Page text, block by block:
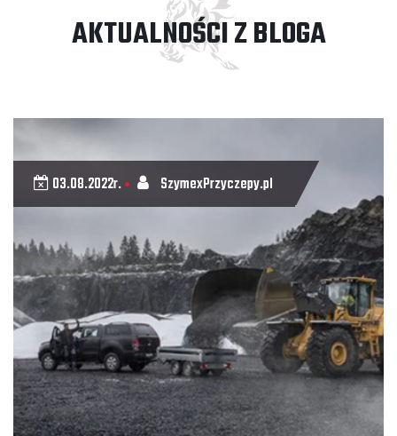
AKTUALNOŚCI Z BLOGA
03.08.2022r.• SzymexPrzyczepy.pl